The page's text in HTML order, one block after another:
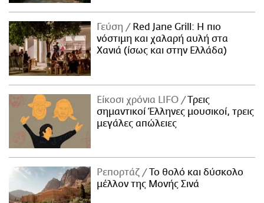
Γεύση
Red Jane Grill: Η πιο
νόστιμη και χαλαρή αυλή στα
Χανιά (ίσως και στην Ελλάδα)
Είκοσι χρόνια LIFO
Tρεις
σημαντικοί Έλληνες μουσικοί, τρεις
μεγάλες απώλειες
Ρεπορτάζ
Το θολό και δύσκολο
μέλλον της Μονής Σινά